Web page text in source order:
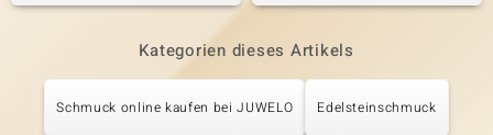
Kategorien dieses Artikels
Schmuck online kaufen bei JUWELO Edelsteinschmuck